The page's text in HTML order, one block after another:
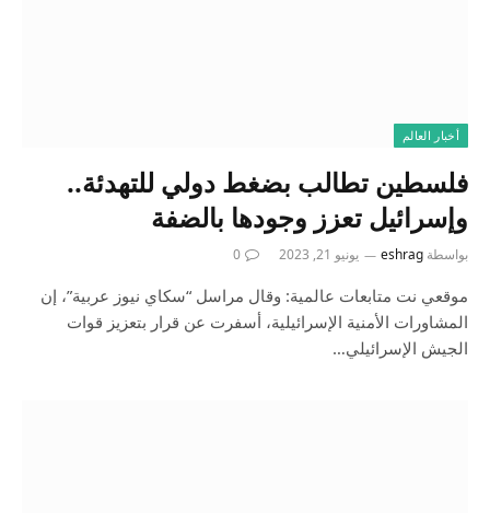
أخبار العالم
فلسطين تطالب بضغط دولي للتهدئة..
وإسرائيل تعزز وجودها بالضفة
بواسطة eshrag يونيو 21, 2023 0
موقعي نت متابعات عالمية: وقال مراسل “سكاي نيوز عربية”، إن
المشاورات الأمنية الإسرائيلية، أسفرت عن قرار بتعزيز قوات
الجيش الإسرائيلي…